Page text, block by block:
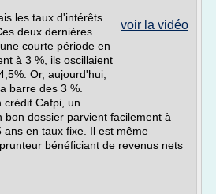
voir la vidéo
les taux d'intérêts
deux dernières
courte période en
à 3 %, ils oscillaient
Or, aujourd'hui,
barre des 3 %.
crédit Cafpi, un
bon dossier parvient facilement à
ans en taux fixe. Il est même
bénéficiant de revenus nets